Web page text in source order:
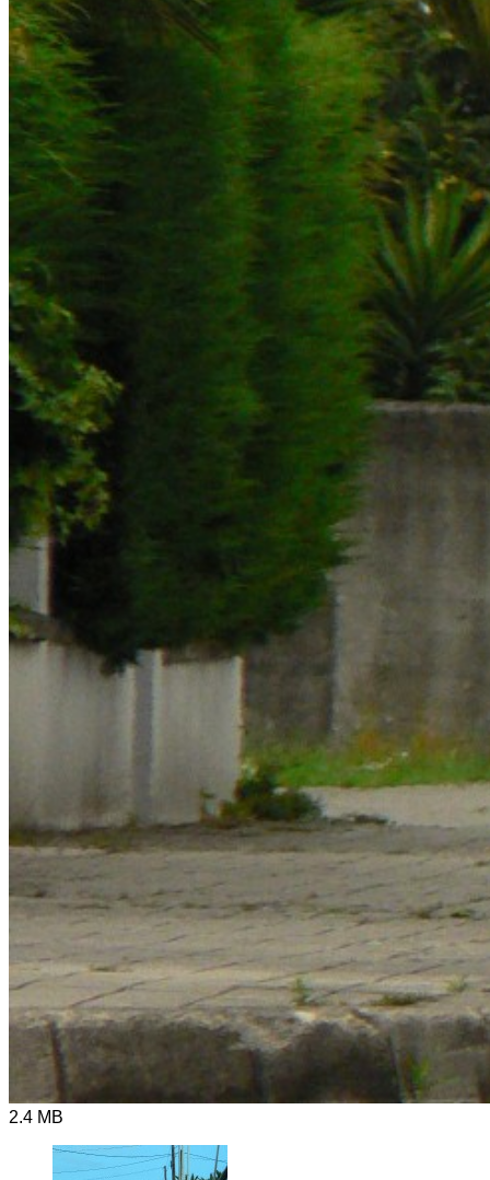
2.4 MB